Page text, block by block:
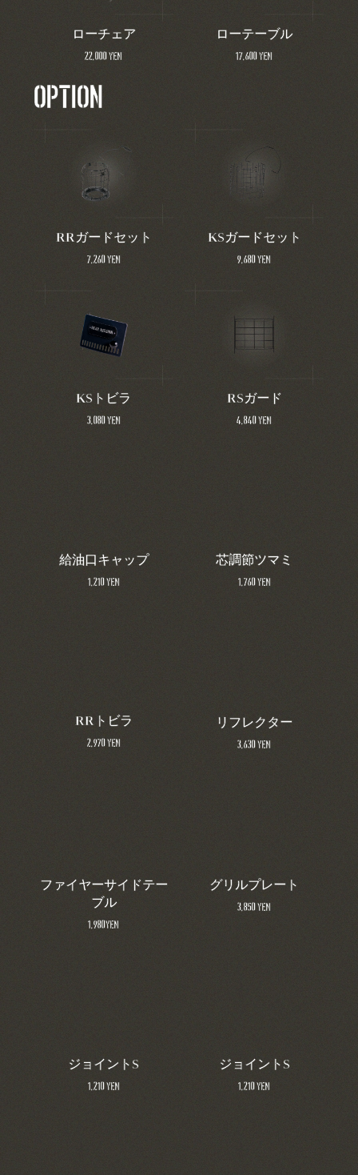
ローチェア
22,000 yen
ローテーブル
17,600 yen
OPTION
RRガードセット
7,260 yen
KSガードセット
9,680 yen
KSトビラ
3,080 yen
RSガード
4,840 yen
給油口キャップ
1,210 yen
芯調節ツマミ
1,760 yen
RRトビラ
2,970 yen
リフレクター
3,630 yen
ファイヤーサイドテー
ブル
1,980yen
グリルプレート
3,850 yen
ジョイントS
1,210 yen
ジョイントS
1,210 yen